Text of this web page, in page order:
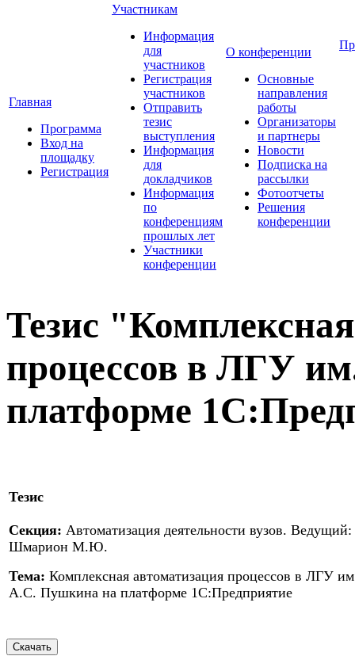
Главная
Программа
Вход на
площадку
Регистрация
Участникам
Информация
для
участников
Регистрация
участников
Отправить
тезис
выступления
Информация
для
докладчиков
Информация
по
конференциям
прошлых лет
Участники
конференции
О конференции
Основные
направления
работы
Организаторы
и партнеры
Новости
Подписка на
рассылки
Фотоотчеты
Решения
конференции
Тезис
процессов в ЛГУ
платформе
Тезис
Секция: Автоматизация деятельности вузов. Ведущий:
Шмарион М.Ю.
Тема: Комплексная автоматизация процессов в ЛГУ
А.С. Пушкина на платформе 1С:Предприятие